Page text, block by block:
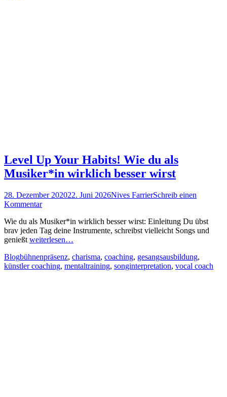
Level Up Your Habits! Wie du als
Musiker*in wirklich besser wirst
Posted
on
28. Dezember 202022. Juni 2026Autor
Nives FarrierSchreib einen
Kommentar
Wie du als Musiker*in wirklich besser wirst: Einleitung Du übst
brav jeden Tag deine Instrumente, schreibst vielleicht Songs und
genießt weiterlesen…
Kategorien
BlogSchlagworte
bühnenpräsenz, charisma, coaching, gesangsausbildung,
künstler coaching, mentaltraining, songinterpretation, vocal coach